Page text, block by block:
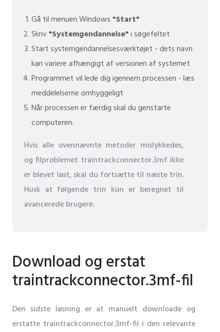
Gå til menuen Windows "Start"
Skriv"Systemgendannelse"i søgefeltet
Start systemgendannelsesværktøjet - dets navn
kan variere afhængigt af versionen af ​​systemet
Programmet vil lede dig igennem processen - læs
meddelelserne omhyggeligt
Når processen er færdig skal du genstarte
computeren.
Hvis alle ovennævnte metoder mislykkedes,
og filproblemet traintrackconnector.3mf ikke
er blevet løst, skal du fortsætte til næste trin.
Husk at følgende trin kun er beregnet til
avancerede brugere.
Download og erstat
traintrackconnector.3mf-fil
Den sidste løsning er at manuelt downloade og
erstatte traintrackconnector.3mf-fil i den relevante